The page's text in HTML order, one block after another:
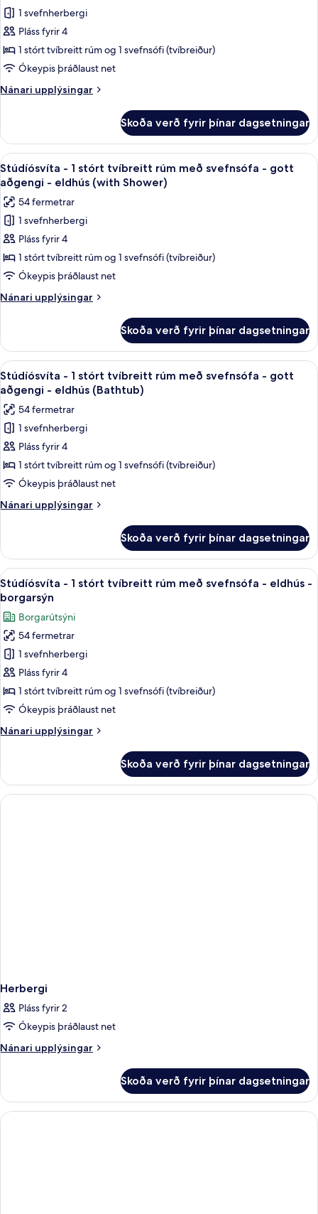
(Den)
fyrir
Stúdíósvíta
-
1
tvíbreitt
svefnsófa
-
eldhús
1 svefnherbergi
Pláss fyrir 4
1 stórt tvíbreitt rúm og 1 svefnsófi (tvíbreiður)
Ókeypis þráðlaust net
Nánari upplýsingar
Nánari
-
stórt
tvíbreitt
rúm
með
svefnsófa
eldhús
Skoða verð fyrir þínar dagsetningar
Skoða
allar
myndir
fyrir
Stúdíósvíta
-
1
stórt
tvíbreitt
rúm
svefnsófa
gott
aðgengi
-
eldhús
(with
Shower)
Ofnæmisprófaður sængurfatnaður,
9
Stúdíósvíta - 1 stórt tvíbreitt rúm með svefnsófa - gott
aðgengi - eldhús (with Shower)
54 fermetrar
1 svefnherbergi
Pláss fyrir 4
1 stórt tvíbreitt rúm og 1 svefnsófi (tvíbreiður)
Ókeypis þráðlaust net
Nánari upplýsingar
Nánari
-
stórt
tvíbreitt
rúm
með
svefnsófa
gott
aðgengi
eldhús
(with
Shower)
Skoða verð fyrir þínar dagsetningar
Skoða
allar
myndir
fyrir
Stúdíósvíta
-
1
stórt
tvíbreitt
rúm
svefnsófa
gott
aðgengi
-
eldhús
(Bathtub)
Ofnæmisprófaður sængurfatnaður,
7
Stúdíósvíta - 1 stórt tvíbreitt rúm með svefnsófa - gott
aðgengi - eldhús (Bathtub)
54 fermetrar
1 svefnherbergi
Pláss fyrir 4
1 stórt tvíbreitt rúm og 1 svefnsófi (tvíbreiður)
Ókeypis þráðlaust net
Nánari upplýsingar
Nánari
-
stórt
tvíbreitt
með
svefnsófa
gott
aðgengi
eldhús
(Bathtub)
Skoða verð fyrir þínar dagsetningar
Skoða
allar
myndir
fyrir
Stúdíósvíta
-
1
stórt
tvíbreitt
með
eldhús
-
Ofnæmisprófaður sængurfatnaður,
8
Stúdíósvíta - 1 stórt tvíbreitt rúm með svefnsófa - eldhús -
borgarsýn
Borgarútsýni
54 fermetrar
1 svefnherbergi
Pláss fyrir 4
1 stórt tvíbreitt rúm og 1 svefnsófi (tvíbreiður)
Ókeypis þráðlaust net
Nánari upplýsingar
Nánari
-
stórt
Skoða verð fyrir þínar dagsetningar
Herbergi
Pláss fyrir 2
Ókeypis þráðlaust net
Nánari upplýsingar
Nánari
Skoða verð fyrir þínar dagsetningar